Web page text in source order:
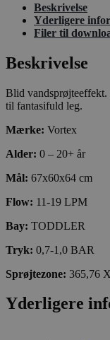
Beskrivelse
Yderligere
Filer til
Beskrivelse
Blid
til fantasifuld leg.
Mærke: Vortex
Alder: 0 – 20+ år
Mål: 67x60x64 cm
Flow: 11-19 LPM
Bay: TODDLER
Tryk: 0,7-1,0 BAR
Sprøjtezone: 365,76
Yderligere